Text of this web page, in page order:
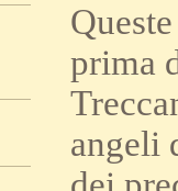
prima
angeli